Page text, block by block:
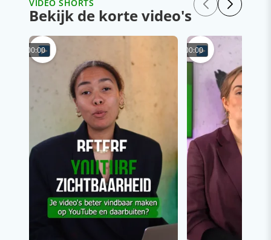
VIDEO SHORTS
Bekijk de korte video's
00:00 00:00